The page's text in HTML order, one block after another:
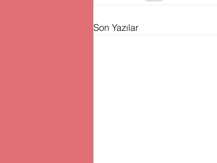
Son Yazılar